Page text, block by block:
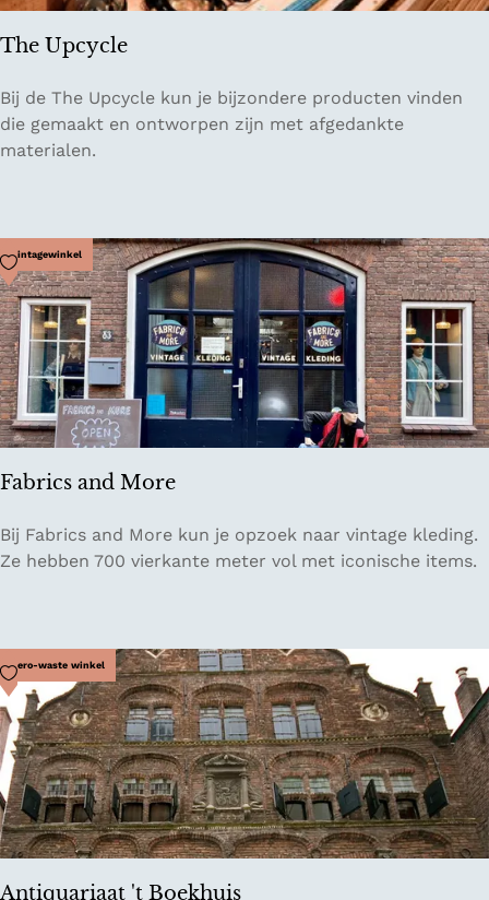
The Upcycle
T
h
e
y
c
l
e
Bij de The Upcycle kun je bijzondere producten vinden
die gemaakt en ontworpen zijn met afgedankte
materialen.
Fabrics and More
F
a
c
s
a
n
d
M
o
r
Vintagewinkel
Voeg toe als favoriet
Bij Fabrics and More kun je opzoek naar vintage kleding.
Ze hebben 700 vierkante meter vol met iconische items.
Antiquariaat 't Boekhuis
Zero-waste winkel
Voeg toe als favoriet